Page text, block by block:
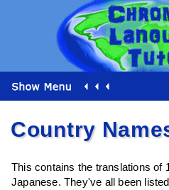
Country
This contains the translations of
Japanese. They've all been